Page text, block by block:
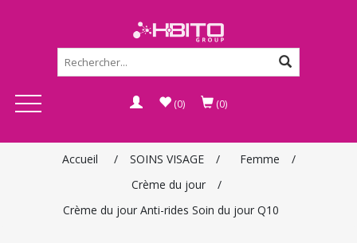
(0) (0)
Accueil / SOINS VISAGE / Femme
/
Crème du jour
/
Crème du jour Anti-rides Soin du jour Q10